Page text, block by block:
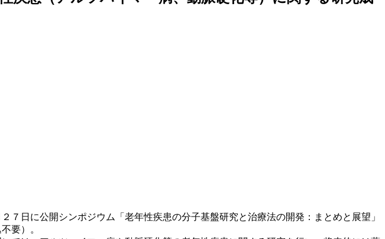
日に公開シンポジウム「老年性疾患の分子基盤研究と治療法の開発：まとめと展望」
要）。